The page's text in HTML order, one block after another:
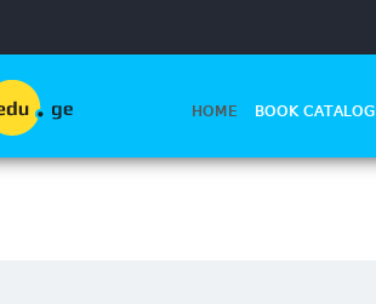
HOME BOOK CATALOG